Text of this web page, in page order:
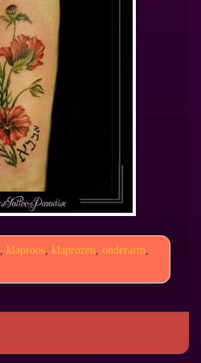
klaproos, klaprozen onderarm